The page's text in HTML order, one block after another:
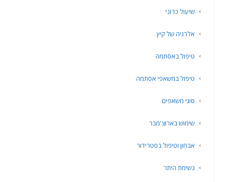
שיעול כרוני
אלרגיה של קיץ
טיפול באסתמה
טיפול במשאפי אסתמה
סוגי משאפים
שימוש בארוצ'מבר
אבחון וטיפול בסטרידור
נשימת היתר